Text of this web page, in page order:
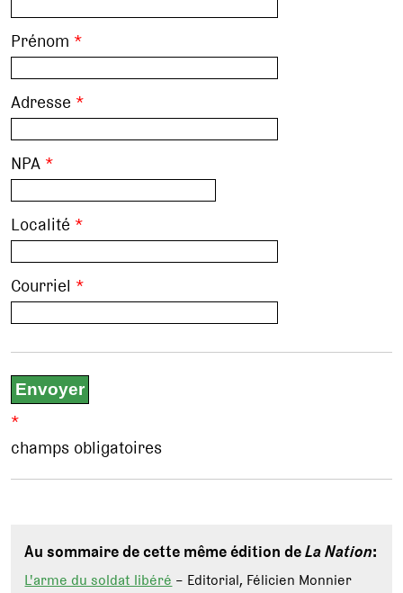
Prénom *
Adresse *
NPA *
Localité *
Courriel *
*
champs obligatoires
Au sommaire de cette même édition deLa Nation:
L'arme du soldat libéré– Editorial, Félicien Monnier